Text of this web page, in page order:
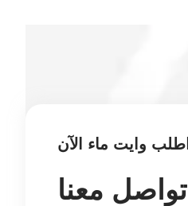
اطلب وايت ماء الآن
تواصل معنا